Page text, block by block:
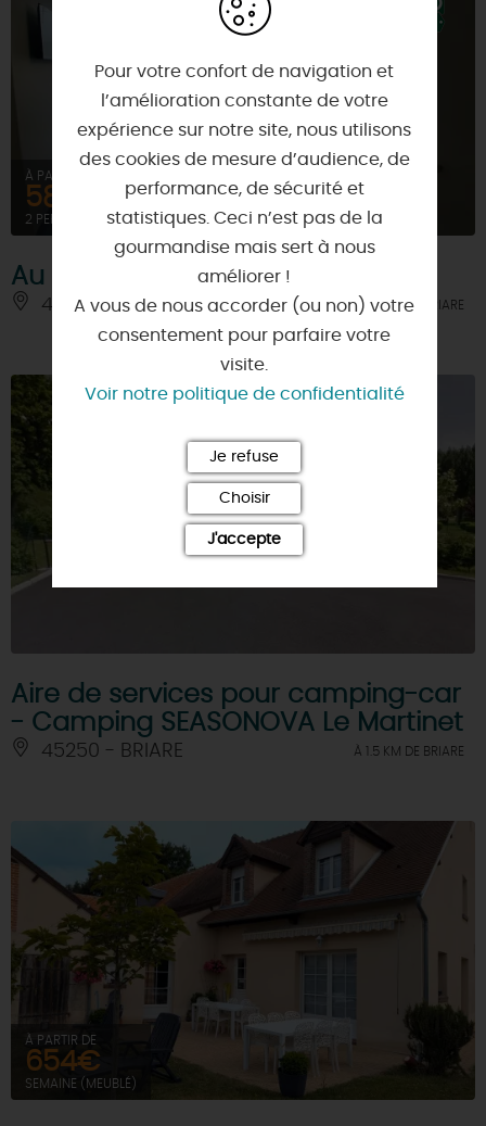
À PARTIR DE
58€
2 PERSONNES
Au Petit Matelot
45360 - SAINT-FIRMIN-SUR-LOIRE À 1.5 KM DE BRIARE
Aire de services pour camping-car
- Camping SEASONOVA Le Martinet
45250 - BRIARE À 1.5 KM DE BRIARE
À PARTIR DE
654€
SEMAINE (MEUBLÉ)
Pour votre confort de navigation et
l’amélioration constante de votre
expérience sur notre site, nous utilisons
des cookies de mesure d’audience, de
performance, de sécurité et
statistiques. Ceci n’est pas de la
gourmandise mais sert à nous
améliorer !
A vous de nous accorder (ou non) votre
consentement pour parfaire votre
visite.
Voir notre politique de confidentialité
Je refuse
Choisir
J'accepte